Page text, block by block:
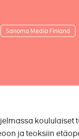
Sanoma Media Finland
koululaiset
ja teoksiin